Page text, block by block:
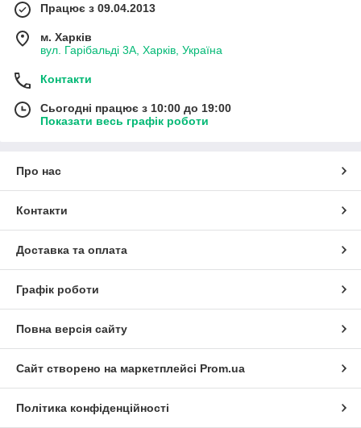
Працює з 09.04.2013
м. Харків
вул. Гарібальді 3А, Харків, Україна
Контакти
Сьогодні працює з 10:00 до 19:00
Показати весь графік роботи
Про нас
Контакти
Доставка та оплата
Графік роботи
Повна версія сайту
Сайт створено на маркетплейсі Prom.ua
Політика конфіденційності